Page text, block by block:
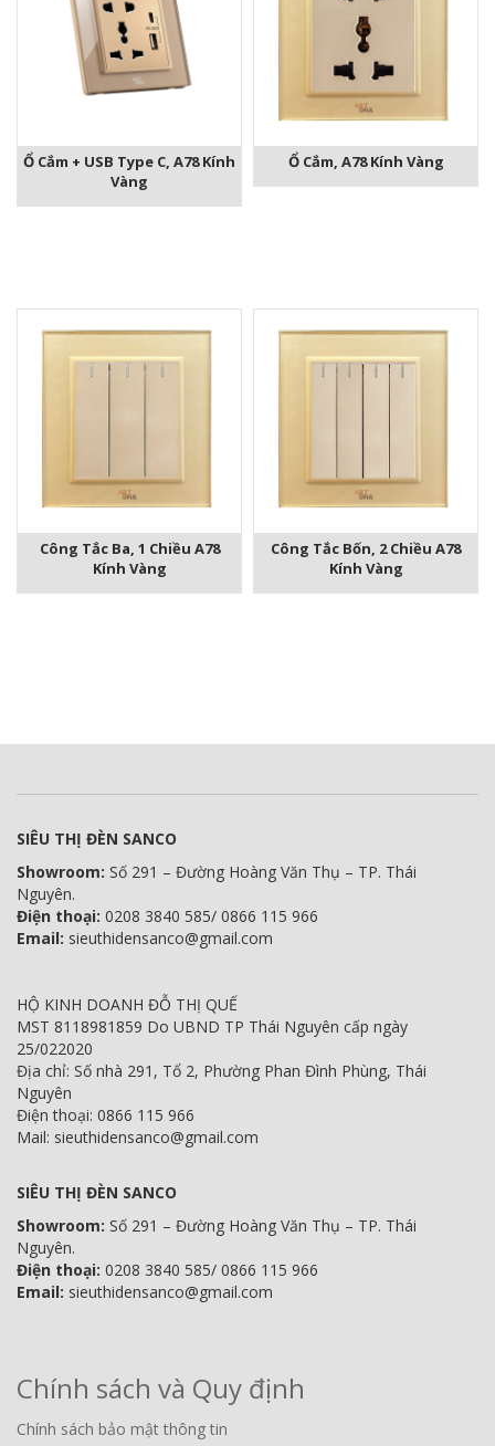
Ổ Cắm + USB Type C, A78 Kính
Vàng
Ổ Cắm, A78 Kính Vàng
Công Tắc Ba, 1 Chiều A78
Kính Vàng
Công Tắc Bốn, 2 Chiều A78
Kính Vàng
SIÊU THỊ ĐÈN SANCO
Showroom: Số 291 – Đường Hoàng Văn Thụ – TP. Thái
Nguyên.
Điện thoại: 0208 3840 585/ 0866 115 966
Email: sieuthidensanco@gmail.com
HỘ KINH DOANH ĐỖ THỊ QUẾ
MST 8118981859 Do UBND TP Thái Nguyên cấp ngày
25/022020
Địa chỉ: Số nhà 291, Tổ 2, Phường Phan Đình Phùng, Thái
Nguyên
Điện thoại: 0866 115 966
Mail: sieuthidensanco@gmail.com
SIÊU THỊ ĐÈN SANCO
Showroom: Số 291 – Đường Hoàng Văn Thụ – TP. Thái
Nguyên.
Điện thoại: 0208 3840 585/ 0866 115 966
Email: sieuthidensanco@gmail.com
Chính sách và Quy định
Chính sách bảo mật thông tin